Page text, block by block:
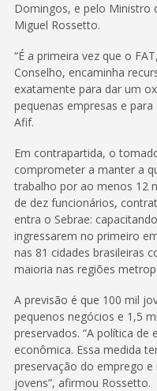
Domingos, e pelo Ministro
Miguel Rossetto.
“É a primeira vez que o
Conselho, encaminha
exatamente para dar um
pequenas empresas e
Afif.
Em contrapartida, o
comprometer a manter a
trabalho por ao menos 12
de dez funcionários,
entra o Sebrae:
ingressarem no primeiro
nas 81 cidades brasileiras
maioria nas regiões
A previsão é que 100 mil
pequenos negócios e 1,5
preservados. “A política
econômica. Essa medida
preservação do emprego
jovens”, afirmou Rossetto.